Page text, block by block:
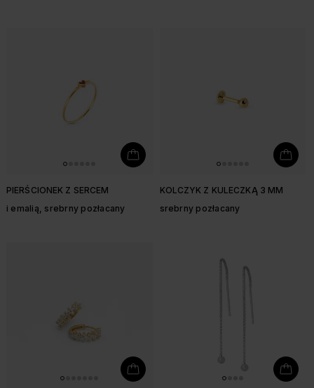
PIERŚCIONEK Z SERCEM
i emalią, srebrny pozłacany
KOLCZYK Z KULECZKĄ 3 MM
srebrny pozłacany